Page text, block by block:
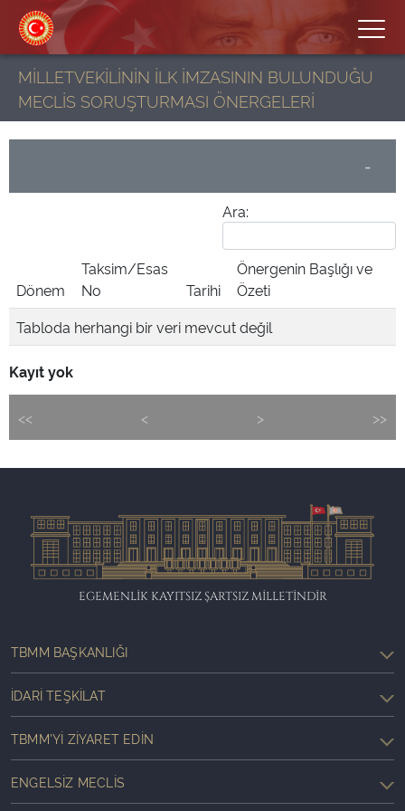
MİLLETVEKİLİNİN İLK İMZASININ BULUNDUĞU
MECLİS SORUŞTURMASI ÖNERGELERİ
-
Ara:
Dönem
Taksim/Esas
No
Tarihi
Önergenin Başlığı ve
Özeti
Tabloda herhangi bir veri mevcut değil
Kayıt yok
<< < > >>
EGEMENLİK KAYITSIZ ŞARTSIZ MİLLETİNDİR
TBMM BAŞKANLIĞI
İDARI TEŞKILAT
TBMM'YI ZIYARET EDIN
ENGELSIZ MECLIS